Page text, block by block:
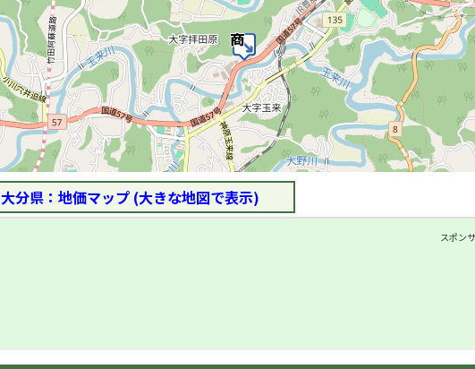
大分県：地価マップ (大きな地図で表示)
スポン